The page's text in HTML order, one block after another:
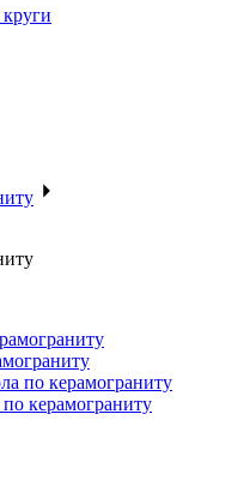
по керамограниту
керамограниту